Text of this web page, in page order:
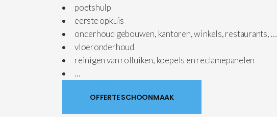
poetshulp
eerste opkuis
onderhoud gebouwen, kantoren, winkels, restaurants, …
vloeronderhoud
reinigen van rolluiken, koepels en reclamepanelen
…
OFFERTE SCHOONMAAK